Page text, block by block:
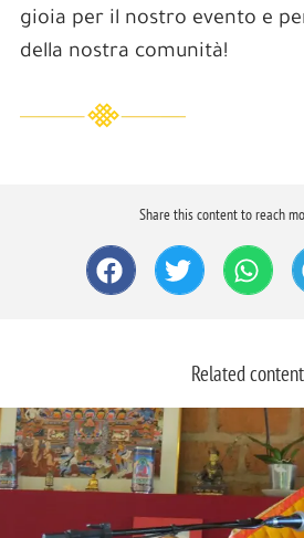
gioia per il nostro evento e
della nostra comunità!
Share this content to reach
Related content